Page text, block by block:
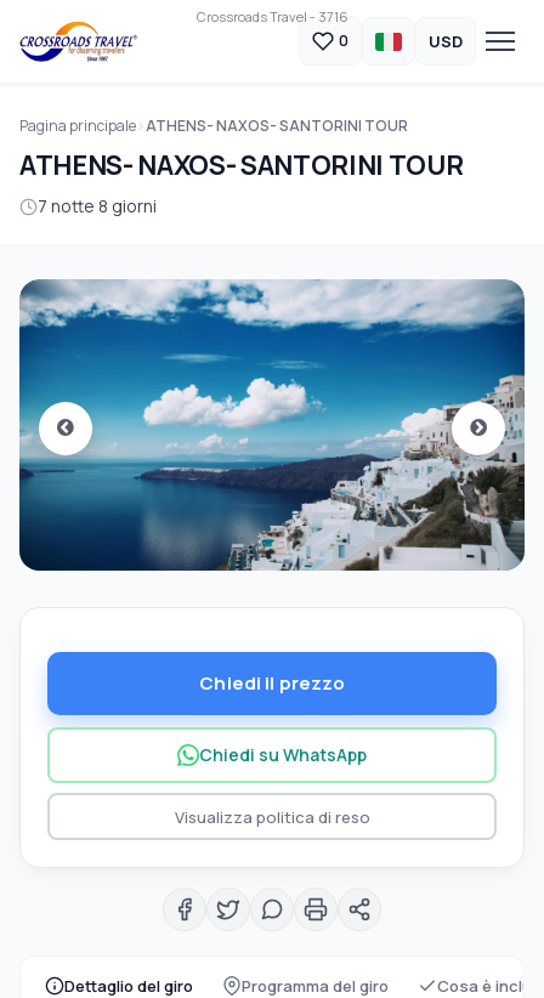
Crossroads Travel - 3716
0 USD
Pagina principale ATHENS- NAXOS- SANTORINI TOUR
ATHENS- NAXOS- SANTORINI TOUR
7 notte 8 giorni
Dettaglio del giro Programma del giro Cosa è
Chiedi il prezzo
Chiedi su WhatsApp
Visualizza politica di reso